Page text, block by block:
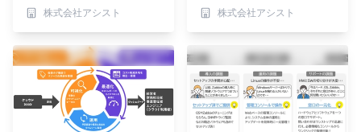
株式会社アシスト
株式会社アシスト